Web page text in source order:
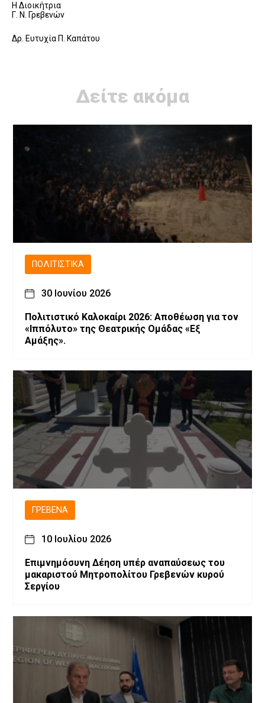
Η Διοικήτρια
Γ. Ν. Γρεβενών
Δρ. Ευτυχία Π. Καπάτου
Δείτε ακόμα
ΠΟΛΙΤΙΣΤΙΚΆ
30 Ιουνίου 2026
Πολιτιστικό Καλοκαίρι 2026: Αποθέωση για τον
«Ιππόλυτο» της Θεατρικής Ομάδας «Εξ
Αμάξης».
ΓΡΕΒΕΝΆ
10 Ιουλίου 2026
Επιμνημόσυνη Δέηση υπέρ αναπαύσεως του
μακαριστού Μητροπολίτου Γρεβενών κυρού
Σεργίου